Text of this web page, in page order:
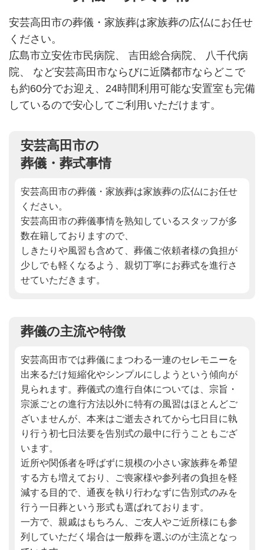
安芸高田市の葬儀・家族葬は家族葬の広仏にお任せ
ください。
広島市立安佐市民病院、 吉田総合病院、 八千代病
院、 など安芸高田市ならびに近隣都市ならどこで
も約60分でお迎え、 24時間利用可能な安置室も完備
しているので安心してご利用いただけます。
安芸高田市の
葬儀・葬式事情
安芸高田市の葬儀・家族葬は家族葬の広仏にお任せ
ください。
安芸高田市の葬儀事情を熟知しているスタッフが多
数在籍しておりますので、
しきたりや風習も含めて、葬儀ご依頼者様の負担が
少しでも軽くなるよう、親切丁寧にお葬式を進行さ
せていただきます。
葬儀の主流や特徴
安芸高田市では葬儀にまつわる一連のセレモニーを
出来るだけ短縮化やシンプルにしようという傾向が
見られます。葬儀式の進行自体については、宗旨・
宗派ごとの進行方法以外に特有の風習はほとんどご
ざいませんが、本来はご逝去されてから七日目に執
り行う初七日法要を告別式の最中に行うこともござ
います。
近所や関係者を呼ばずに規模の小さい家族葬を希望
する方も増えており、ご喪家様や参列者の負担を軽
減する目的で、通夜を執り行わなずに告別式のみを
行う一日葬という形式も選ばれております。
一方で、親戚はもちろん、ご友人やご近所様にも参
列していただく場合は一般葬を選ぶのが主流となっ